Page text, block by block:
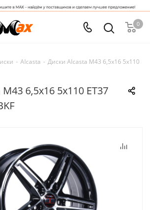
0
- Alcasta - Диски Alcasta M43 6,5x16 5x110
6,5x16 5x110 ET37